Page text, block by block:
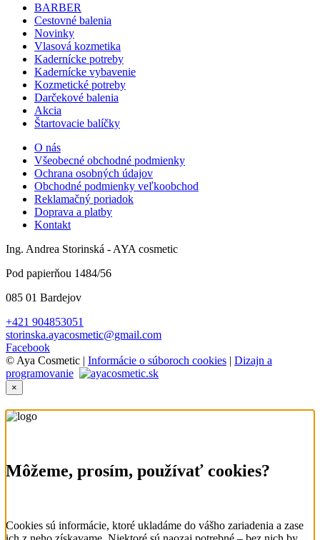
BARBER
Cestovné balenia
Novinky
Vlasová kozmetika
Kadernícke potreby
Kadernícke vybavenie
Kozmetické potreby
Darčekové balenia
Akcia
Štartovacie balíčky
O nás
Všeobecné obchodné podmienky
Ochrana osobných údajov
Obchodné podmienky veľkoobchod
Reklamačný poriadok
Doprava a platby
Kontakt
Ing. Andrea Storinská - AYA cosmetic
Pod papierňou 1484/56
085 01 Bardejov
+421 904853051
storinska.ayacosmetic@gmail.com
Facebook
© Aya Cosmetic | Informácie o súboroch cookies | Dizajn a
programovanie
×
Môžeme, prosím, používať cookies?
Cookies sú informácie, ktoré ukladáme do vášho zariadenia a zase